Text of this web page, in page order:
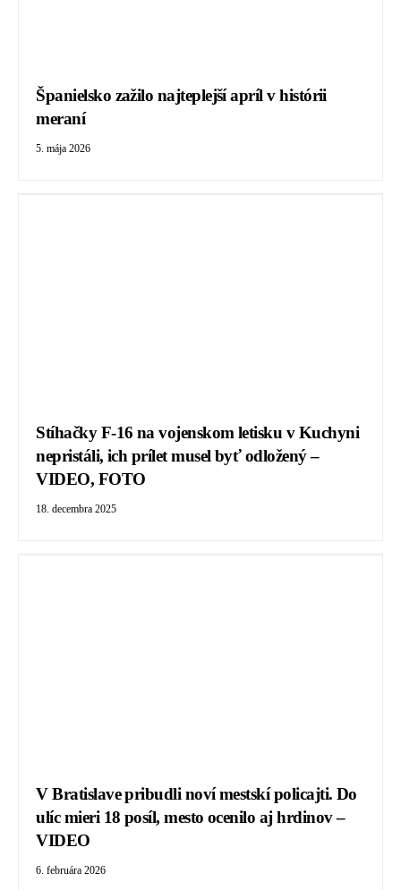
Španielsko zažilo najteplejší apríl v histórii
meraní
5. mája 2026
Stíhačky F-16 na vojenskom letisku v Kuchyni
nepristáli, ich prílet musel byť odložený –
VIDEO, FOTO
18. decembra 2025
V Bratislave pribudli noví mestskí policajti. Do
ulíc mieri 18 posíl, mesto ocenilo aj hrdinov –
VIDEO
6. februára 2026